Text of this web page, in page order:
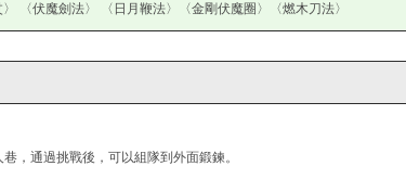
〈伏魔劍法〉 〈日月鞭法〉〈金剛伏魔圈〉〈燃木刀法〉
，通過挑戰後，可以組隊到外面鍛鍊。